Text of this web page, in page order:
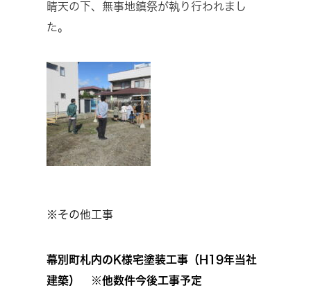
晴天の下、無事地鎮祭が執り行われまし
た。
※その他工事
幕別町札内のK様宅塗装工事（H19年当社
建築） ※他数件今後工事予定